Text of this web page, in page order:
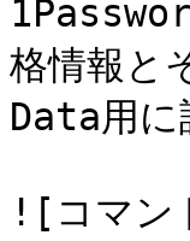
格情報と
Data用に
![コマン